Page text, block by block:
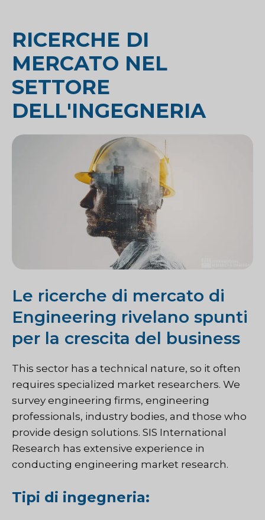
RICERCHE DI
MERCATO NEL
SETTORE
DELL'INGEGNERIA
Le ricerche di mercato di
Engineering rivelano spunti
per la crescita del business
This sector has a technical nature, so it often
requires specialized market researchers. We
survey engineering firms, engineering
professionals, industry bodies, and those who
provide design solutions. SIS International
Research has extensive experience in
conducting engineering market research.
Tipi di ingegneria: